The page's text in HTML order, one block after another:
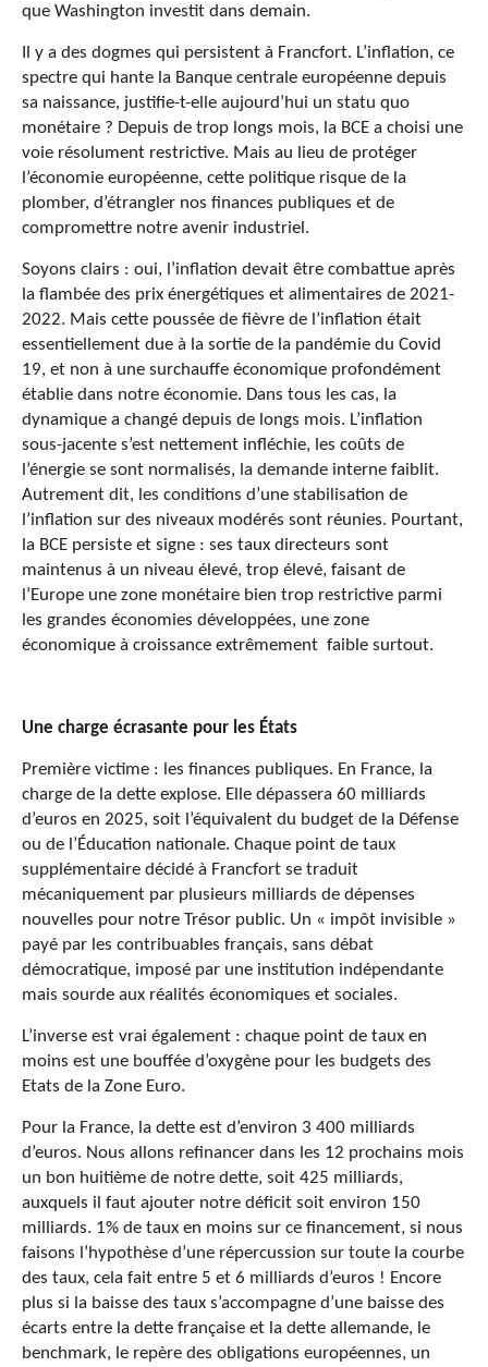
que Washington investit dans demain.
Il y a des dogmes qui persistent à Francfort. L’inflation, ce
spectre qui hante la Banque centrale européenne depuis
sa naissance, justifie-t-elle aujourd’hui un statu quo
monétaire ? Depuis de trop longs mois, la BCE a choisi une
voie résolument restrictive. Mais au lieu de protéger
l’économie européenne, cette politique risque de la
plomber, d’étrangler nos finances publiques et de
compromettre notre avenir industriel.
Soyons clairs : oui, l’inflation devait être combattue après
la flambée des prix énergétiques et alimentaires de 2021-
2022. Mais cette poussée de fièvre de l’inflation était
essentiellement due à la sortie de la pandémie du Covid
19, et non à une surchauffe économique profondément
établie dans notre économie. Dans tous les cas, la
dynamique a changé depuis de longs mois. L’inflation
sous-jacente s’est nettement infléchie, les coûts de
l’énergie se sont normalisés, la demande interne faiblit.
Autrement dit, les conditions d’une stabilisation de
l’inflation sur des niveaux modérés sont réunies. Pourtant,
la BCE persiste et signe : ses taux directeurs sont
maintenus à un niveau élevé, trop élevé, faisant de
l’Europe une zone monétaire bien trop restrictive parmi
les grandes économies développées, une zone
économique à croissance extrêmement faible surtout.
Une charge écrasante pour les États
Première victime : les finances publiques. En France, la
charge de la dette explose. Elle dépassera 60 milliards
d’euros en 2025, soit l’équivalent du budget de la Défense
ou de l’Éducation nationale. Chaque point de taux
supplémentaire décidé à Francfort se traduit
mécaniquement par plusieurs milliards de dépenses
nouvelles pour notre Trésor public. Un « impôt invisible »
payé par les contribuables français, sans débat
démocratique, imposé par une institution indépendante
mais sourde aux réalités économiques et sociales.
L’inverse est vrai également : chaque point de taux en
moins est une bouffée d’oxygène pour les budgets des
Etats de la Zone Euro.
Pour la France, la dette est d’environ 3 400 milliards
d’euros. Nous allons refinancer dans les 12 prochains mois
un bon huitième de notre dette, soit 425 milliards,
auxquels il faut ajouter notre déficit soit environ 150
milliards. 1% de taux en moins sur ce financement, si nous
faisons l’hypothèse d’une répercussion sur toute la courbe
des taux, cela fait entre 5 et 6 milliards d’euros ! Encore
plus si la baisse des taux s’accompagne d’une baisse des
écarts entre la dette française et la dette allemande, le
benchmark, le repère des obligations européennes, un